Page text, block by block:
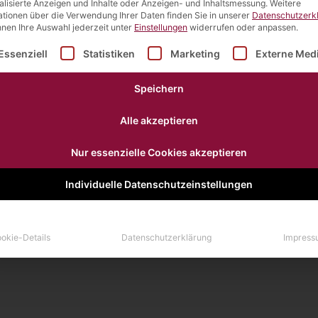
PRODUKT IMPRESSUM DATENSCHUTZ
Anzeigen und Inhalte oder Anzeigen- und Inhaltsmessung. Weitere
über die Verwendung Ihrer Daten finden Sie in unserer
Ihre Auswahl jederzeit unter Einstellungen widerrufen oder anpassen.
eine Liste der Service-Gruppen, für die eine
Statistiken Marketing Externe
Speichern
Alle akzeptieren
Nur essenzielle Cookies akzeptieren
Individuelle Datenschutzeinstellungen
Details Datenschutzerklärung